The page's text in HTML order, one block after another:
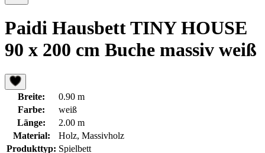
Paidi Hausbett TINY HOUSE
90 x 200 cm Buche massiv weiß
Breite:
0.90 m
Farbe:
weiß
Länge:
2.00 m
Material:
Holz, Massivholz
Produkttyp: Spielbett